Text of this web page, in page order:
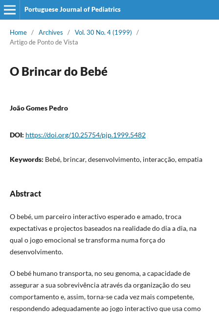
Portuguese Journal of Pediatrics
Home / Archives / Vol. 30 No. 4 (1999)
/
Artigo de Ponto de Vista
O Brincar do Bebé
João Gomes Pedro
DOI: https://doi.org/10.25754/pjp.1999.5482
Keywords: Bebé, brincar, desenvolvimento, interacção, empatia
Abstract
O bebé, um parceiro interactivo esperado e amado, troca
expectativas e projectos baseados na realidade do dia a dia, na
qual o jogo emocional se transforma numa força do
desenvolvimento.
O bebé humano transporta, no seu genoma, a capacidade de
assegurar a sua sobrevivência através da organização do seu
comportamento e, assim, torna-se cada vez mais competente,
respondendo adequadamente ao jogo interactivo que usa como